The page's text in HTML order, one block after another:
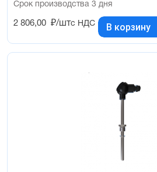
Срок производства 3 дня
2 806,00 ₽/штс НДС В корзину